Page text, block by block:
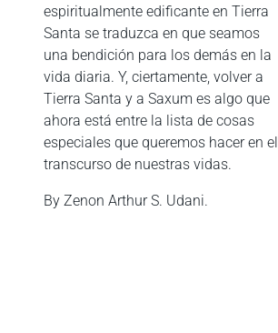
espiritualmente edificante en Tierra
Santa se traduzca en que seamos
una bendición para los demás en la
vida diaria. Y, ciertamente, volver a
Tierra Santa y a Saxum es algo que
ahora está entre la lista de cosas
especiales que queremos hacer en el
transcurso de nuestras vidas.
By Zenon Arthur S. Udani.